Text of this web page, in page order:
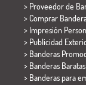
> Proveedor de
> Comprar
> Impresión
> Publicidad
> Banderas
> Banderas Baratas
> Banderas para